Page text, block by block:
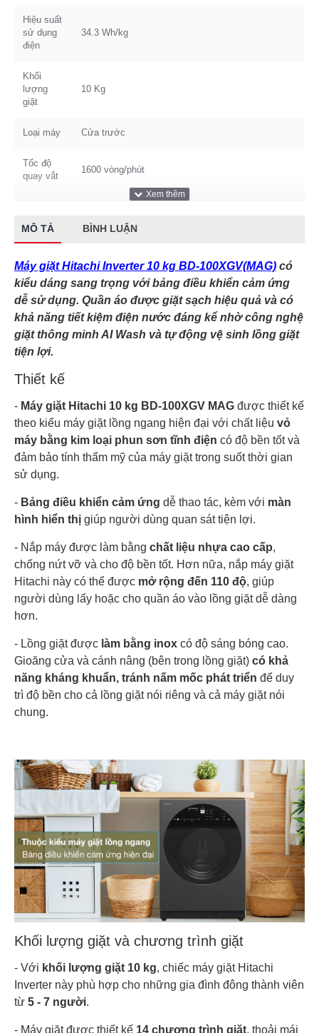
Hiệu suất
sử dụng
điện
34.3 Wh/kg
Khối
lượng
giặt
10 Kg
Loại máy Cửa trước
Tốc độ
quay vắt
1600 vòng/phút
Trọng
lượng
Nặng 73 kg
Số người
sử dụng
Từ 5 - 7 người
thước
Tiện ích
Đèn chiếu sáng lồng giặt Tự động vệ sinh lồng giặt
Tự động phân bổ nước giặt Khóa trẻ em Hẹn giờ
giặt
Xuất Xứ & Bảo Hành
Sản xuất
Thái Lan
Năm ra
mắt
2022
MÔ TẢ BÌNH LUẬN
Máy giặt Hitachi Inverter 10 kg BD-100XGV(MAG) có
kiểu dáng sang trọng với bảng điều khiển cảm ứng
dễ sử dụng. Quần áo được giặt sạch hiệu quả và có
khả năng tiết kiệm điện nước đáng kể nhờ công nghệ
giặt thông minh AI Wash và tự động vệ sinh lồng giặt
tiện lợi.
Thiết kế
- Máy giặt Hitachi 10 kg BD-100XGV MAG được thiết kế
theo kiểu máy giặt lồng ngang hiện đại với chất liệu vỏ
máy bằng kim loại phun sơn tĩnh điện có độ bền tốt và
đảm bảo tính thẩm mỹ của máy giặt trong suốt thời gian
sử dụng.
- Bảng điều khiển cảm ứng dễ thao tác, kèm với màn
hình hiển thị giúp người dùng quan sát tiện lợi.
- Nắp máy được làm bằng chất liệu nhựa cao cấp,
chống nứt vỡ và cho độ bền tốt. Hơn nữa, nắp máy giặt
Hitachi này có thể được mở rộng đến 110 độ, giúp
người dùng lấy hoặc cho quần áo vào lồng giặt dễ dàng
hơn.
- Lồng giặt được làm bằng inox có độ sáng bóng cao.
Gioăng cửa và cánh nâng (bên trong lồng giặt) có khả
năng kháng khuẩn, tránh nấm mốc phát triển để duy
trì độ bền cho cả lồng giặt nói riêng và cả máy giặt nói
chung.
Khối lượng giặt và chương trình giặt
- Với khối lượng giặt 10 kg, chiếc máy giặt Hitachi
Inverter này phù hợp cho những gia đình đông thành viên
từ 5 - 7 người.
- Máy giặt được thiết kế 14 chương trình giặt, thoải mái